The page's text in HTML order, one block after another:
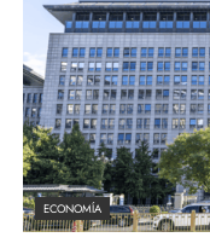
ECONOMÍA